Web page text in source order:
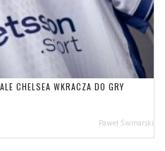
CHELSEA WKRACZA DO GRY
Paweł Świnarski